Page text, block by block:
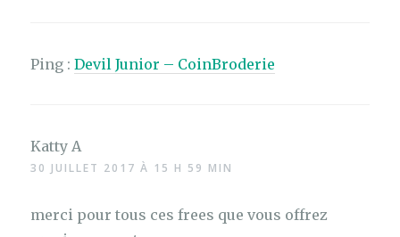
Ping :Devil Junior – CoinBroderie
Katty A
30 JUILLET 2017 À 15 H 59 MIN
merci pour tous ces frees que vous offrez